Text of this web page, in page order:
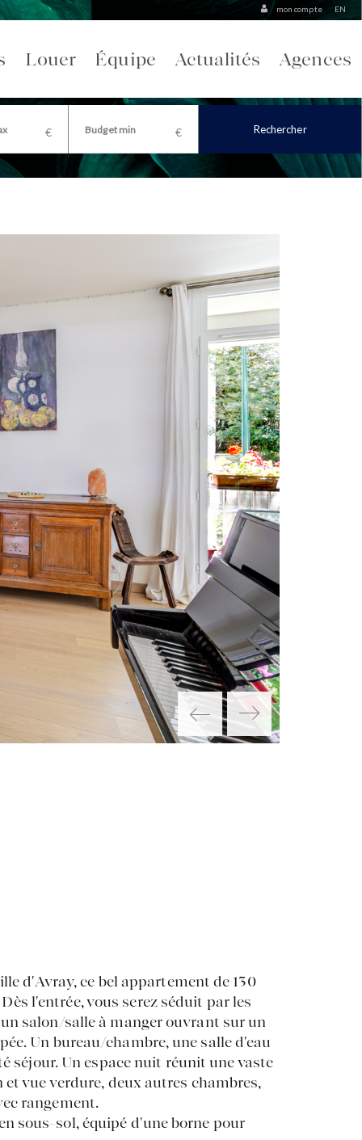
Louer Équipe Actualités Agences
mon compte EN
Rechercher
d'Avray, ce bel appartement de 130
l'entrée, vous serez séduit par les
salon/salle à manger ouvrant sur un
Un bureau/chambre, une salle d'eau
séjour. Un espace nuit réunit une vaste
vue verdure, deux autres chambres,
rangement.
sous-sol, équipé d'une borne pour